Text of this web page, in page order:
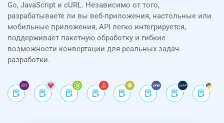
Go, JavaScript и cURL. Независимо от того,
разрабатываете ли вы веб-приложения, настольные или
мобильные приложения, API легко интегрируется,
поддерживает пакетную обработку и гибкие
возможности конвертации для реальных задач
разработки.